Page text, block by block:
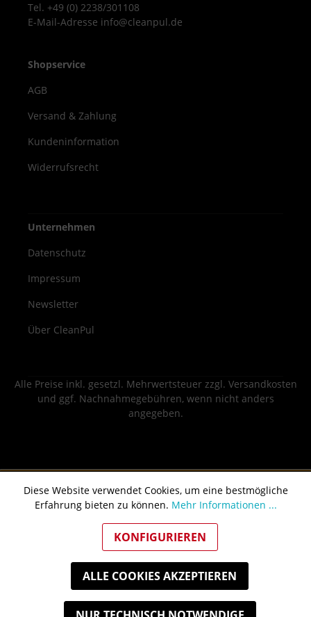
Tel. +49 (0) 2238/301108
E-Mail-Adresse info@cleanpul.de
Shopservice
AGB
Versand & Zahlung
Kundeninformation
Widerrufsrecht
Unternehmen
Datenschutz
Impressum
Newsletter
Über CleanPul
Alle Preise inkl. gesetzl. Mehrwertsteuer zzgl. Versandkosten
und ggf. Nachnahmegebühren, wenn nicht anders
angegeben.
Diese Website verwendet Cookies, um eine bestmögliche
Erfahrung bieten zu können. Mehr Informationen ...
KONFIGURIEREN
ALLE COOKIES AKZEPTIEREN